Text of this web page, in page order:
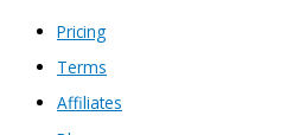
Pricing
Terms
Affiliates